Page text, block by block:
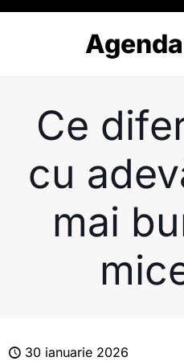
Ce
cu
mai
30 ianuarie 2026